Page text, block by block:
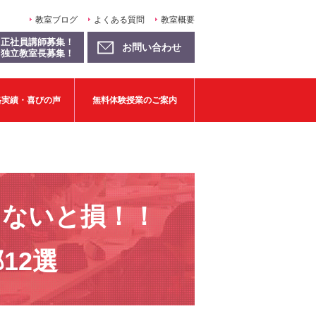
教室ブログ よくある質問 教室概要
正社員講師募集！
独立教室長募集！
お問い合わせ
績・喜びの声 無料体験授業のご案内
いと損！！
選